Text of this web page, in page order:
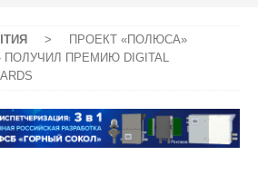
>
ПРОЕКТ «ПОЛЮСА»
ПРЕМИЮ DIGITAL